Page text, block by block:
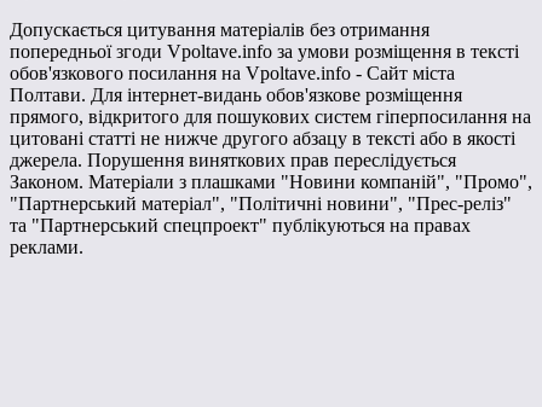
Допускається цитування матеріалів без отримання
попередньої згоди Vpoltave.info за умови розміщення в тексті
обов'язкового посилання на Vpoltave.info - Сайт міста
Полтави. Для інтернет-видань обов'язкове розміщення
прямого, відкритого для пошукових систем гіперпосилання на
цитовані статті не нижче другого абзацу в тексті або в якості
джерела. Порушення виняткових прав переслідується
Законом. Матеріали з плашками "Новини компаній", "Промо",
"Партнерський матеріал", "Політичні новини", "Прес-реліз"
та "Партнерський спецпроект" публікуються на правах
реклами.